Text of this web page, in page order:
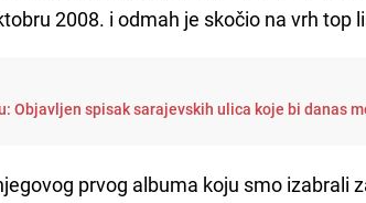
2008. i odmah je skočio na vrh top
Objavljen spisak sarajevskih ulica koje bi danas
prvog albuma koju smo izabrali